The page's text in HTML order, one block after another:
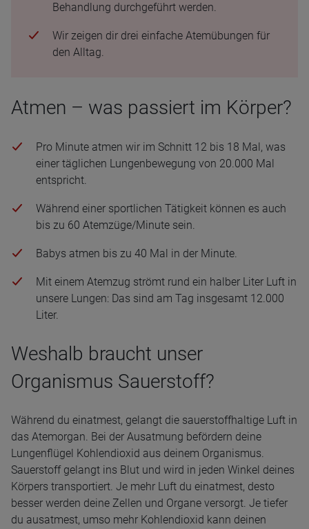
Behandlung durchgeführt werden.
Wir zeigen dir drei einfache Atemübungen für
den Alltag.
Atmen – was passiert im Körper?
Pro Minute atmen wir im Schnitt 12 bis 18 Mal, was
einer täglichen Lungenbewegung von 20.000 Mal
entspricht.
Während einer sportlichen Tätigkeit können es auch
bis zu 60 Atemzüge/Minute sein.
Babys atmen bis zu 40 Mal in der Minute.
Mit einem Atemzug strömt rund ein halber Liter Luft in
unsere Lungen: Das sind am Tag insgesamt 12.000
Liter.
Weshalb braucht unser
Organismus Sauerstoff?
Während du einatmest, gelangt die sauerstoffhaltige Luft in
das Atemorgan. Bei der Ausatmung befördern deine
Lungenflügel Kohlendioxid aus deinem Organismus.
Sauerstoff gelangt ins Blut und wird in jeden Winkel deines
Körpers transportiert. Je mehr Luft du einatmest, desto
besser werden deine Zellen und Organe versorgt. Je tiefer
du ausatmest, umso mehr Kohlendioxid kann deinen